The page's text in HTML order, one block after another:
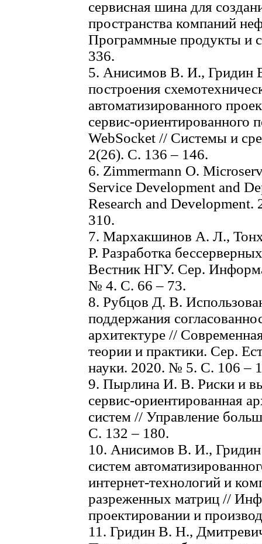
сервисная шина для
пространства компаний
Программные продукты и
336.
5. Анисимов В. И., Гридин
построения
автоматизированного
сервис-ориентированного
WebSocket // Системы и
2(26). С. 136 – 146.
6. Zimmermann O.
Service Development and
Research and Development.
310.
7. Мархакшинов А. Л.,
Р. Разработка
Вестник НГУ. Сер.
№ 4. C. 66 – 73.
8. Рубцов Д. В.
поддержания
архитектуре //
теории и практики. Сер.
науки. 2020. № 5. С. 106 –
9. Пырлина И. В. Риски и
сервис-ориентированная
систем // Управление
С. 132 – 180.
10. Анисимов В. И.,
систем
интернет-технологий и
разреженных матриц //
проектировании и
11. Гридин В. Н.,